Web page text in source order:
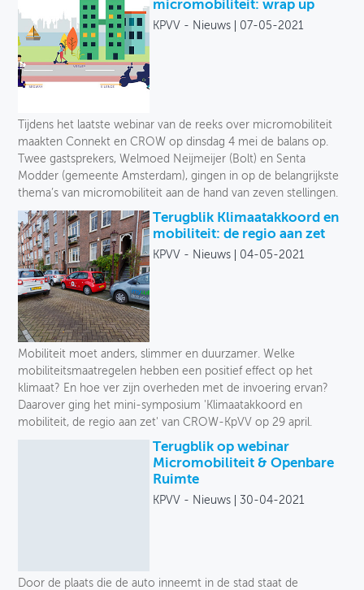
micromobiliteit: wrap up
KPVV - Nieuws 07-05-2021
Tijdens het laatste webinar van de reeks over micromobiliteit
maakten Connekt en CROW op dinsdag 4 mei de balans op.
Twee gastsprekers, Welmoed Neijmeijer (Bolt) en Senta
Modder (gemeente Amsterdam), gingen in op de belangrijkste
thema’s van micromobiliteit aan de hand van zeven stellingen.
Terugblik Klimaatakkoord en
mobiliteit: de regio aan zet
KPVV - Nieuws 04-05-2021
Mobiliteit moet anders, slimmer en duurzamer. Welke
mobiliteitsmaatregelen hebben een positief effect op het
klimaat? En hoe ver zijn overheden met de invoering ervan?
Daarover ging het mini-symposium 'Klimaatakkoord en
mobiliteit, de regio aan zet' van CROW-KpVV op 29 april.
Terugblik op webinar
Micromobiliteit & Openbare
Ruimte
KPVV - Nieuws 30-04-2021
Door de plaats die de auto inneemt in de stad staat de